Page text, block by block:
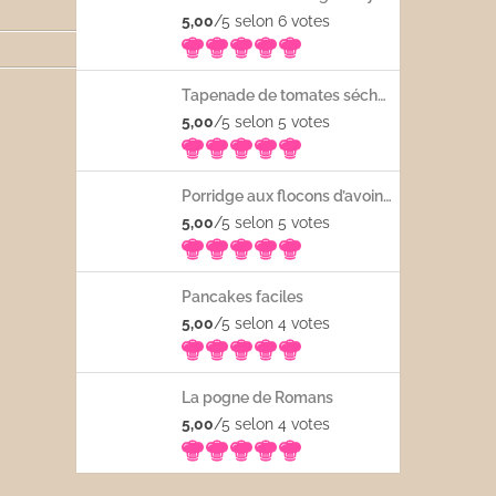
5,00/5 selon 6 votes
Tapenade de tomates séchées
5,00/5 selon 5 votes
Porridge aux flocons d’avoine avec les fruits frais
5,00/5 selon 5 votes
Pancakes faciles
5,00/5 selon 4 votes
La pogne de Romans
5,00/5 selon 4 votes